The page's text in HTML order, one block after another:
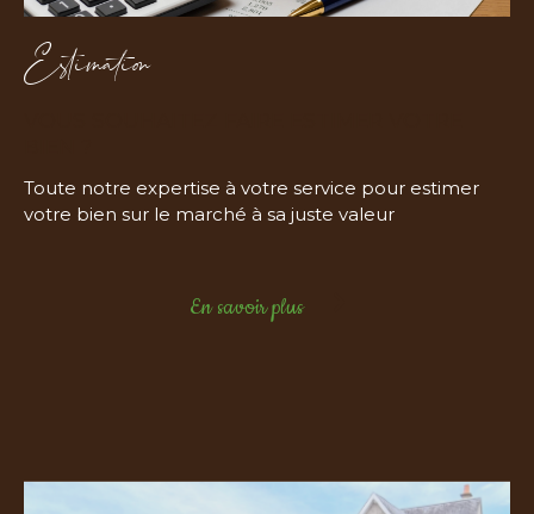
Estimation
Toute notre expertise à votre service pour estimer
votre bien sur le marché à sa juste valeur
En savoir plus